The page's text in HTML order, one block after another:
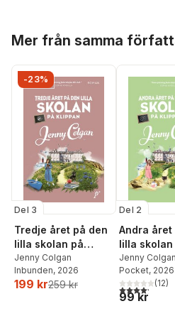
Mer från samma
-23%
Del 3
Tredje året på den
lilla skolan på
klippan
Jenny Colgan
Inbunden, 2026
199 kr259 kr
Del 2
Andra året
lilla skolan
klippan
Jenny Colgan
Pocket, 2026
4,2utav 5(12)
99 kr